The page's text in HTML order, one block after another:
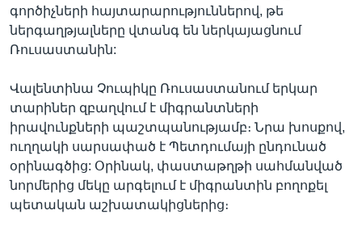
գործիչների հայտարարություններով, թե
ներգաղթյալները վտանգ են ներկայացնում
Ռուսաստանին:
Վալենտինա Չուպիկը Ռուսաստանում երկար
տարիներ զբաղվում է միգրանտների
իրավունքների պաշտպանությամբ։ Նրա խոսքով,
ուղղակի սարսափած է Պետդումայի ընդունած
օրինագծից: Օրինակ, փաստաթղթի սահմանված
նորմերից մեկը արգելում է միգրանտին բողոքել
պետական աշխատակիցներից։